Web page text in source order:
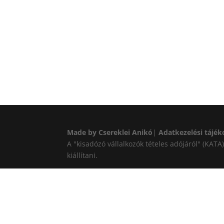
Made by Csereklei Anikó |Adatkezelési
A "kisadózó vállalkozók tételes adójáról"
kiállítani.